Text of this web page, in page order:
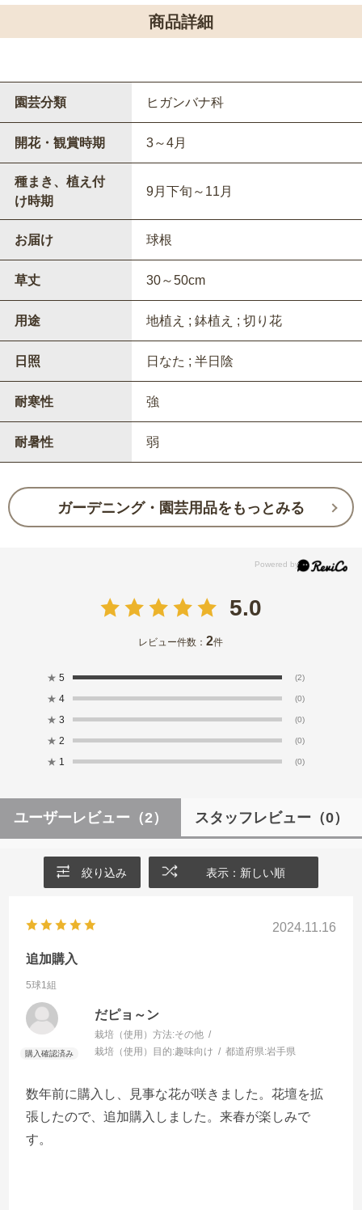
商品詳細
園芸分類 ヒガンバナ科
開花・観賞時期 3～4月
種まき、植え付
け時期
9月下旬～11月
お届け 球根
草丈 30～50cm
用途 地植え ; 鉢植え ; 切り花
日照 日なた ; 半日陰
耐寒性 強
耐暑性 弱
ガーデニング・園芸用品をもっとみる
5.0
レビュー件数：2件
★ 5 (2)
★ 4 (0)
★ 3 (0)
★ 2 (0)
★ 1 (0)
ユーザーレビュー （2） スタッフレビュー （0）
絞り込み 表示：新しい順
2024.11.16
追加購入
5球1組
だピョ～ン
栽培（使用）方法:その他
栽培（使用）目的:趣味向け 都道府県:岩手県
数年前に購入し、見事な花が咲きました。花壇を拡
張したので、追加購入しました。来春が楽しみで
す。